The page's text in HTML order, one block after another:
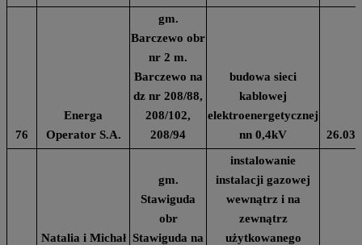
76
Energa
Operator S.A.
gm.
Barczewo obr
nr 2 m.
Barczewo na
dz nr 208/88,
208/102,
208/94
budowa sieci
kablowej
elektroenergetycznej
nn 0,4kV
Natalia i Michał
gm.
Stawiguda
obr
Stawiguda na
instalowanie
instalacji gazowej
wewnątrz i na
zewnątrz
użytkowanego